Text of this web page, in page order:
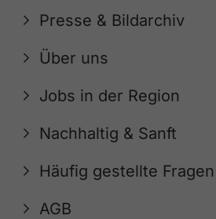
Presse & Bildarchiv
Über uns
Jobs in der Region
Nachhaltig & Sanft
Häufig gestellte Fragen
AGB